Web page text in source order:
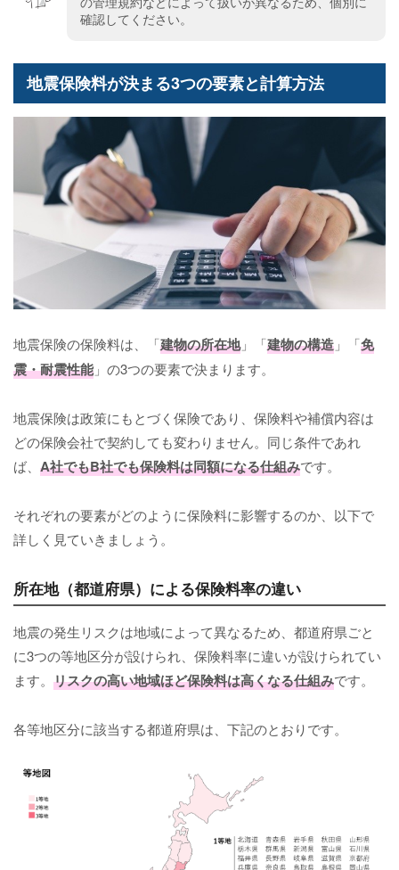
確認してください。
地震保険料が決まる3つの要素と計算方法
地震保険の保険料は、「建物の所在地」「建物の構造 」「免
震・耐震性能」の3つの要素で決まります。
地震保険は政策にもとづく保険であり、保険料や補償内容は
どの保険会社で契約しても変わりません。同じ条件であれ
ば、 A社でもB社でも保険料は同額になる仕組みです。
それぞれの要素がどのように保険料に影響するのか、以下で
詳しく見ていきましょう。
所在地（都道府県）による保険料率の違い
地震の発生リスクは地域によって異なるため、都道府県ごと
に3つの等地区分が設けられ、保険料率に違いが設けられてい
ます。 リスクの高い地域ほど保険料は高くなる仕組みです。
各等地区分に該当する都道府県は、下記のとおりです。